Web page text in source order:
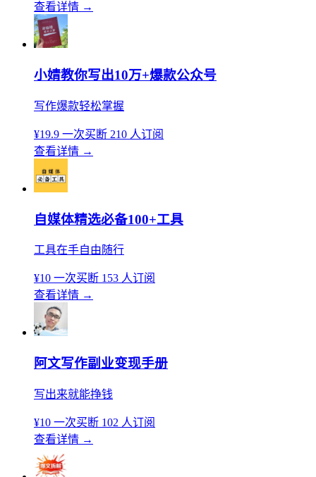
查看详情 →
小婧教你写出10万+爆款公众号
写作爆款轻松掌握
¥19.9 一次买断 210 人订阅
查看详情 →
自媒体精选必备100+工具
工具在手自由随行
¥10 一次买断 153 人订阅
查看详情 →
阿文写作副业变现手册
写出来就能挣钱
¥10 一次买断 102 人订阅
查看详情 →